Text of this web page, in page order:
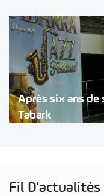
Après six ans de
Tabark
Fil D'actualités